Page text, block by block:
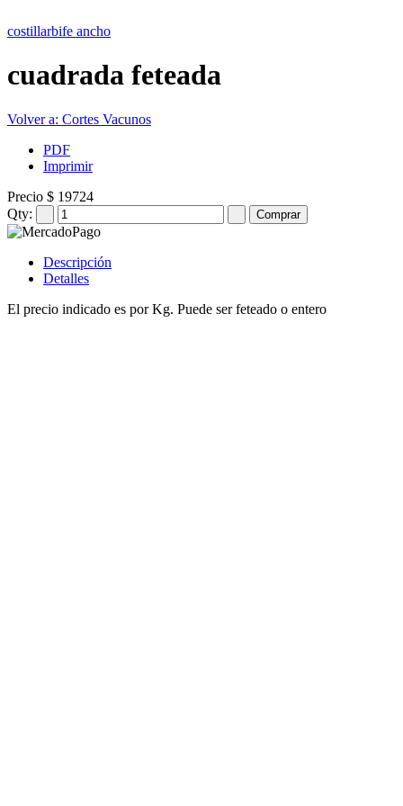
costillarbife ancho
cuadrada feteada
Volver a: Cortes Vacunos
PDF
Imprimir
Precio $ 19724
Qty:
Descripción
Detalles
El precio indicado es por Kg. Puede ser feteado o entero